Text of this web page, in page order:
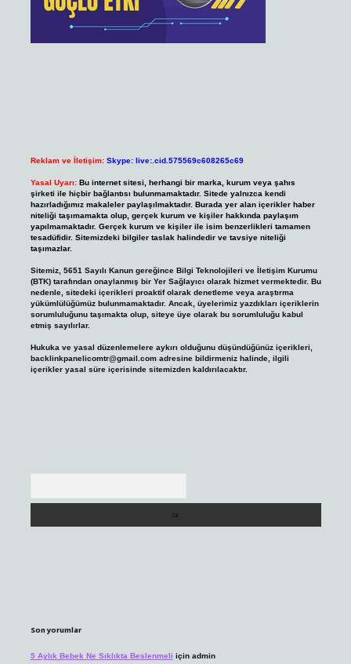
Reklam ve İletişim: Skype: live:.cid.575569c608265c69
Yasal Uyarı: Bu internet sitesi, herhangi bir marka, kurum veya şahıs
şirketi ile hiçbir bağlantısı bulunmamaktadır. Sitede yalnızca kendi
hazırladığımız makaleler paylaşılmaktadır. Burada yer alan içerikler haber
niteliği taşımamakta olup, gerçek kurum ve kişiler hakkında paylaşım
yapılmamaktadır. Gerçek kurum ve kişiler ile isim benzerlikleri tamamen
tesadüfidir. Sitemizdeki bilgiler taslak halindedir ve tavsiye niteliği
taşımazlar.
Sitemiz, 5651 Sayılı Kanun gereğince Bilgi Teknolojileri ve İletişim Kurumu
(BTK) tarafından onaylanmış bir Yer Sağlayıcı olarak hizmet vermektedir. Bu
nedenle, sitedeki içerikleri proaktif olarak denetleme veya araştırma
yükümlülüğümüz bulunmamaktadır. Ancak, üyelerimiz yazdıkları içeriklerin
sorumluluğunu taşımakta olup, siteye üye olarak bu sorumluluğu kabul
etmiş sayılırlar.
Hukuka ve yasal düzenlemelere aykırı olduğunu düşündüğünüz içerikleri,
backlinkpanelicomtr@gmail.comadresine bildirmeniz halinde, ilgili
içerikler yasal süre içerisinde sitemizden kaldırılacaktır.
Son yorumlar
5 Aylık Bebek Ne Sıklıkta Beslenmeli için admin